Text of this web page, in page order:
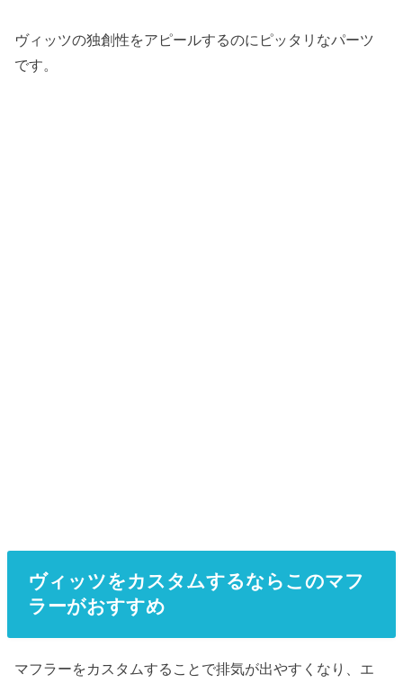
ヴィッツの独創性をアピールするのにピッタリなパーツ
です。
ヴィッツをカスタムするならこのマフ
ラーがおすすめ
マフラーをカスタムすることで排気が出やすくなり、エ